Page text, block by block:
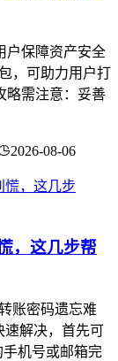
户保障资产安全
，可助力用户打
略需注意：妥善
2026-08-06
，这几步帮
账密码遗忘难
速解决，首先可
机号或邮箱完